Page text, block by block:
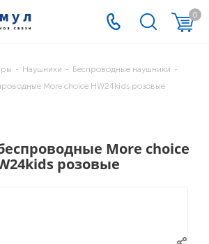
0
- Наушники - Беспроводные наушники -
More choice HW24kids розовые
More choice
розовые